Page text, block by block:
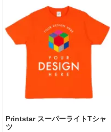
Printstar スーパーライトTシャ
ツ